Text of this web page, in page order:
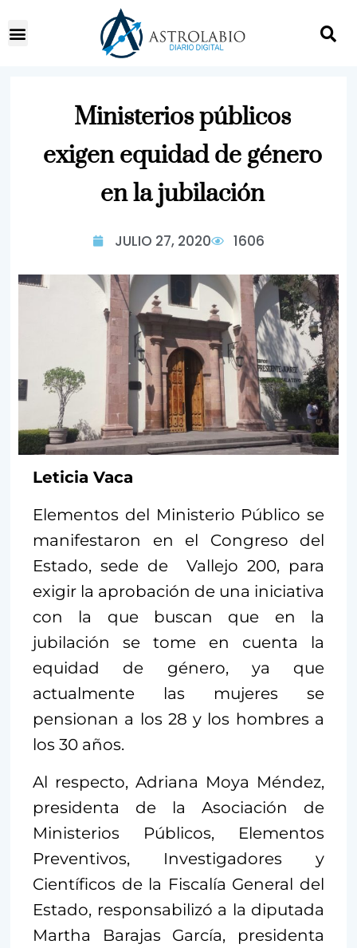
Ministerios públicos
exigen equidad de género
en la jubilación
JULIO 27, 2020 1606
Leticia Vaca
Elementos del Ministerio Público se
manifestaron en el Congreso del
Estado, sede de Vallejo 200, para
exigir la aprobación de una iniciativa
con la que buscan que en la
jubilación se tome en cuenta la
equidad de género, ya que
actualmente las mujeres se
pensionan a los 28 y los hombres a
los 30 años.
Al respecto, Adriana Moya Méndez,
presidenta de la Asociación de
Ministerios Públicos, Elementos
Preventivos, Investigadores y
Científicos de la Fiscalía General del
Estado, responsabilizó a la diputada
Martha Barajas García, presidenta